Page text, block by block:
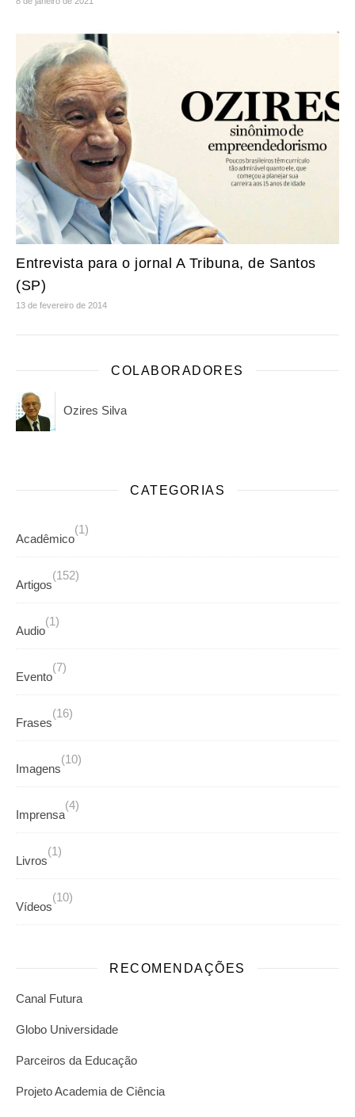
Entrevista para o jornal A Tribuna, de Santos
(SP)
13 de fevereiro de 2014
COLABORADORES
Ozires Silva
CATEGORIAS
Acadêmico
(1)
Artigos
(152)
Audio
(1)
Evento
(7)
Frases
(16)
Imagens
(10)
Imprensa
(4)
Livros
(1)
Vídeos
(10)
RECOMENDAÇÕES
Canal Futura
Globo Universidade
Parceiros da Educação
Projeto Academia de Ciência